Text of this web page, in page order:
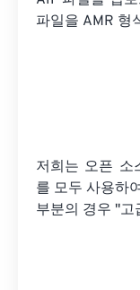
파일을 AMR 형
저희는 오픈 소
를 모두 사용하
부분의 경우 "고